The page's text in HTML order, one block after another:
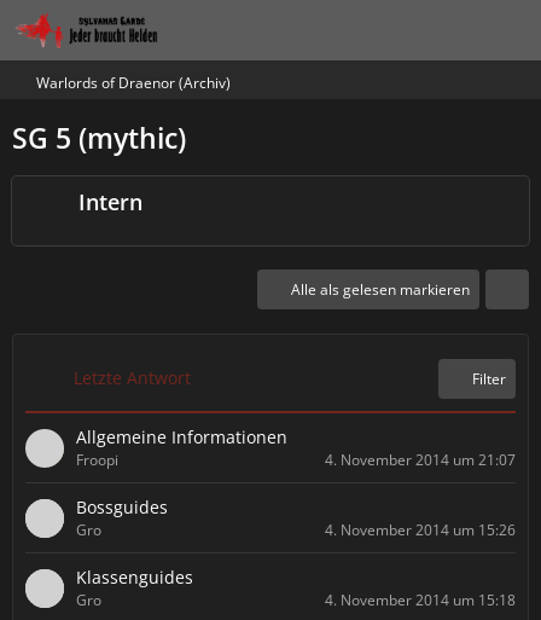
Warlords of Draenor (Archiv)
SG 5 (mythic)
Intern
Alle als gelesen markieren
Letzte Antwort Filter
Allgemeine Informationen
Froopi 4. November 2014 um 21:07
Bossguides
Gro 4. November 2014 um 15:26
Klassenguides
Gro 4. November 2014 um 15:18